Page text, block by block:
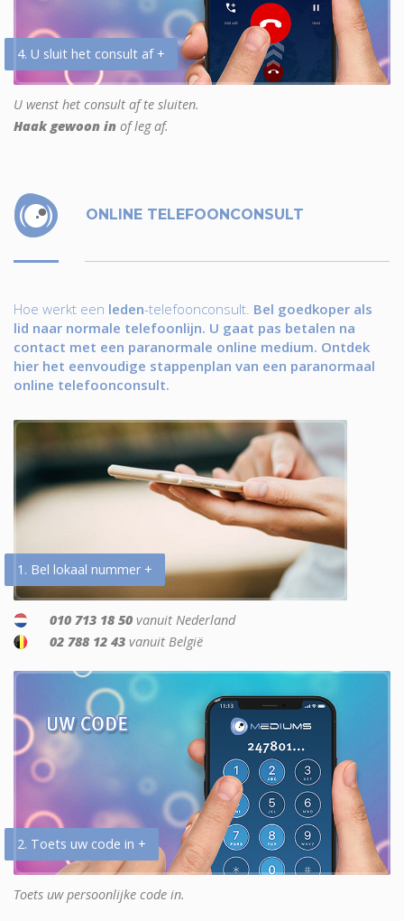
4. U sluit het consult af +
U wenst het consult af te sluiten.
Haak gewoon in of leg af.
ONLINE TELEFOONCONSULT
Hoe werkt een leden-telefoonconsult. Bel goedkoper als
lid naar normale telefoonlijn. U gaat pas betalen na
contact met een paranormale online medium. Ontdek
hier het eenvoudige stappenplan van een paranormaal
online telefoonconsult.
1. Bel lokaal nummer +
010 713 18 50 vanuit Nederland
02 788 12 43 vanuit België
2. Toets uw code in +
Toets uw persoonlijke code in.